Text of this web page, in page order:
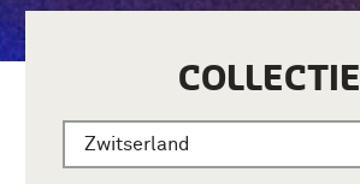
COLLECTIE